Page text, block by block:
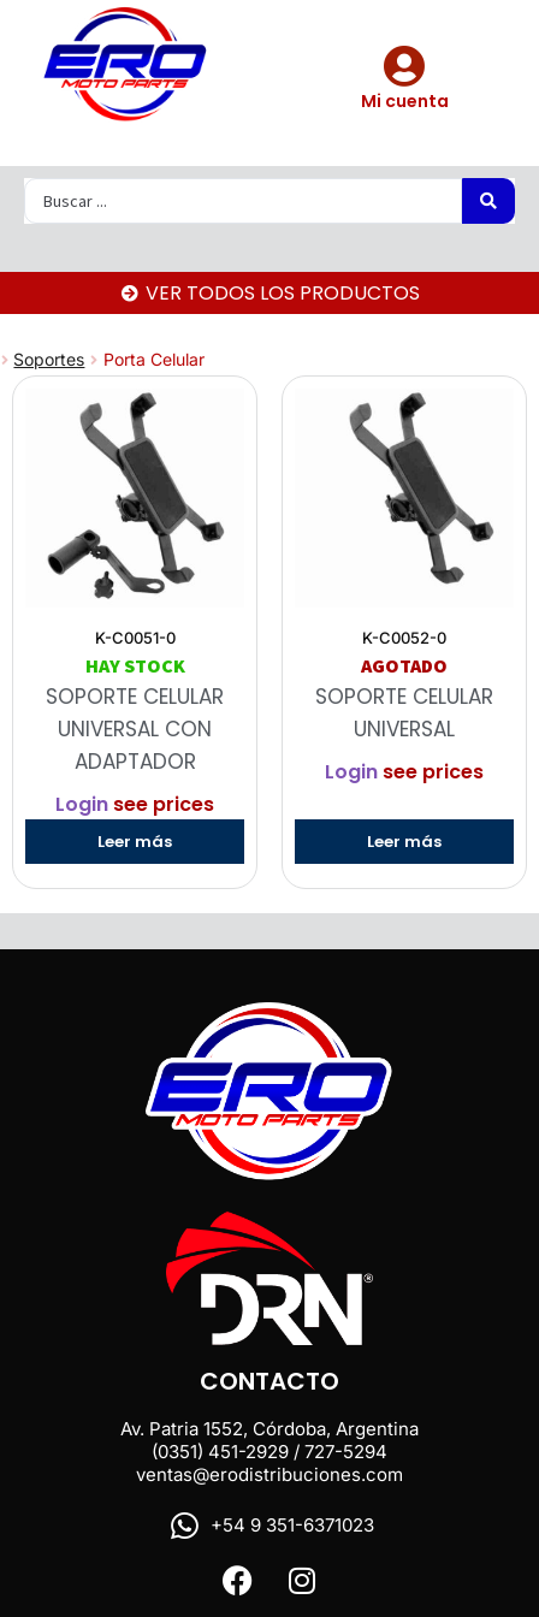
Mi cuenta
VER TODOS LOS PRODUCTOS
Soportes Porta Celular
K-C0051-0
HAY STOCK
SOPORTE CELULAR
UNIVERSAL CON
ADAPTADOR
Login see prices
Leer más
K-C0052-0
AGOTADO
SOPORTE CELULAR
UNIVERSAL
Login see prices
Leer más
CONTACTO
Av. Patria 1552, Córdoba, Argentina
(0351) 451-2929 / 727-5294
ventas@erodistribuciones.com
+54 9 351-6371023